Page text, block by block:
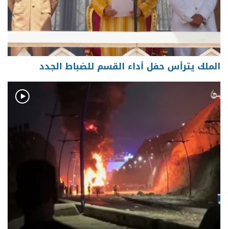
الملك يترأس حفل أداء القسم للضباط الجدد